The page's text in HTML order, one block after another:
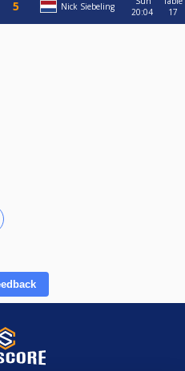
Nick Siebeling
20:04
17